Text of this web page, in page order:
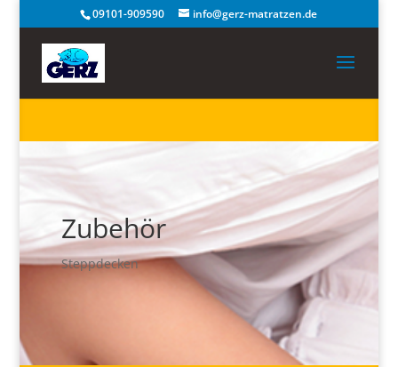
09101-909590 info@gerz-matratzen.de
Zubehör
Steppdecken